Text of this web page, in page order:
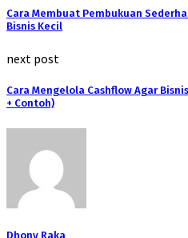
Cara Membuat Pembukuan
Bisnis Kecil
next post
Cara Mengelola Cashflow Agar
+ Contoh)